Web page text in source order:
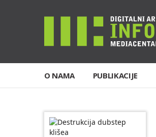
O NAMA PUBLIKACIJE